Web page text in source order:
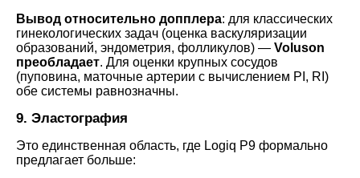
Вывод относительно допплера: для классических
гинекологических задач (оценка васкуляризации
образований, эндометрия, фолликулов) — Voluson
преобладает. Для оценки крупных сосудов
(пуповина, маточные артерии с вычислением PI, RI)
обе системы равнозначны.
9. Эластография
Это единственная область, где Logiq P9 формально
предлагает больше: